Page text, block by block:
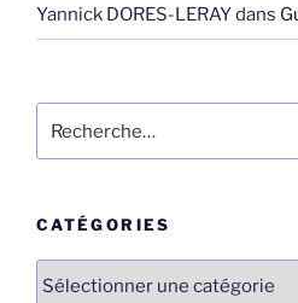
Yannick DORES-LERAYdans
pour
CATÉGORIES
Catégories